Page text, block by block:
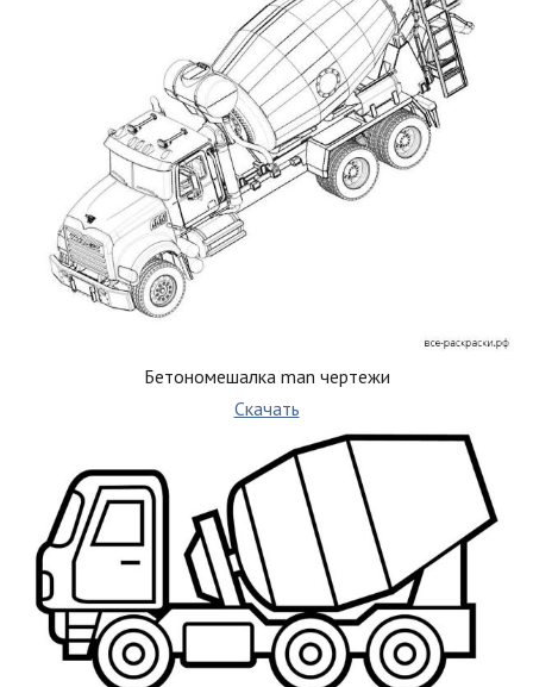
Бетономешалка man чертежи
Скачать